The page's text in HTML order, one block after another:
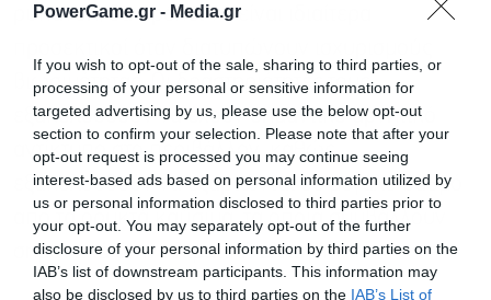
PowerGame.gr - Media.gr
If you wish to opt-out of the sale, sharing to third parties, or
processing of your personal or sensitive information for
targeted advertising by us, please use the below opt-out
section to confirm your selection. Please note that after your
opt-out request is processed you may continue seeing
interest-based ads based on personal information utilized by
us or personal information disclosed to third parties prior to
your opt-out. You may separately opt-out of the further
disclosure of your personal information by third parties on the
IAB’s list of downstream participants. This information may
also be disclosed by us to third parties on the IAB’s List of
ρύπανση, θα πρέπει να είναι ιδιαίτερα
βιωσιμότητας. Οι δραστηριότητές τους
εξακολουθούν να έχουν σημαντικό αρνητικό
αντίκτυπο στο περιβάλλον, καθώς
εξακολουθούν να εξαρτώνται σε μεγάλο βαθμό
από τα ορυκτά καύσιμα, τα οποία συμβάλλουν
σημαντικά στην κλιματική αλλαγή.